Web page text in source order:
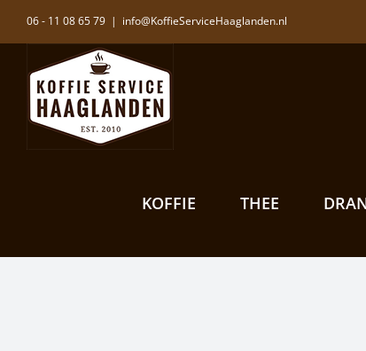
inhoud
06 - 11 08 65 79 | info@KoffieServiceHaaglanden.nl
KOFFIE THEE